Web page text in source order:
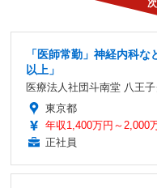
「医師常勤」神経内科
以上」
医療法人社団斗南堂 八王
東京都
年収1,400万円～2,000
正社員